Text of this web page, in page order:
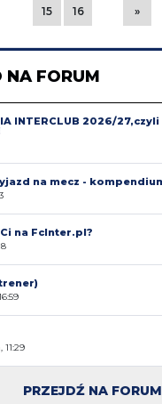
15 16 »
NA FORUM
INTERCLUB 2026/
na mecz -
na FcInter.pl?
11:29
PRZEJDŹ NA FORUM